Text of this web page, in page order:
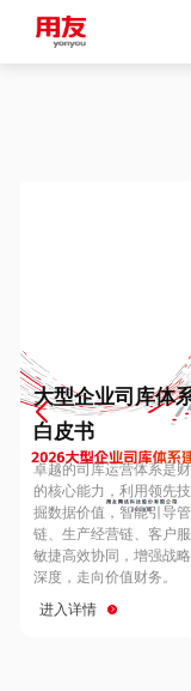
Europe
Hungary
Hong Kong
大型企业司库体
白皮书
卓越的司库运营体系是
的核心能力，利用领先
掘数据价值，智能引导
链、生产经营链、客户
敏捷高效协同，增强战
深度，走向价值财务。
进入详情